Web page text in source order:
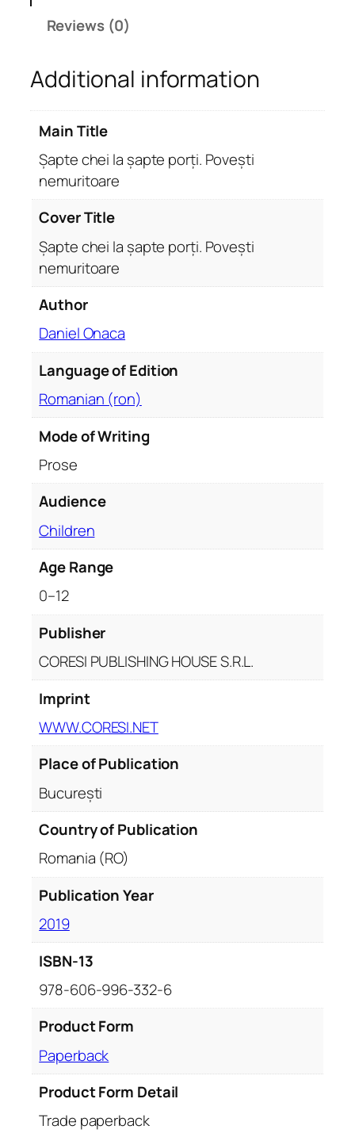
p
t
e
v
t
m
i
a
y
Reviews (0)
Additional information
Main Title
Șapte chei la șapte porți. Povești
nemuritoare
Cover Title
Șapte chei la șapte porți. Povești
nemuritoare
Author
Daniel Onaca
Language of Edition
Romanian (ron)
Mode of Writing
Prose
Audience
Children
Age Range
0–12
Publisher
CORESI PUBLISHING HOUSE S.R.L.
Imprint
WWW.CORESI.NET
Place of Publication
București
Country of Publication
Romania (RO)
Publication Year
2019
ISBN-13
978-606-996-332-6
Product Form
Paperback
Product Form Detail
Trade paperback